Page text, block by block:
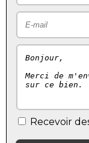
Recevoir